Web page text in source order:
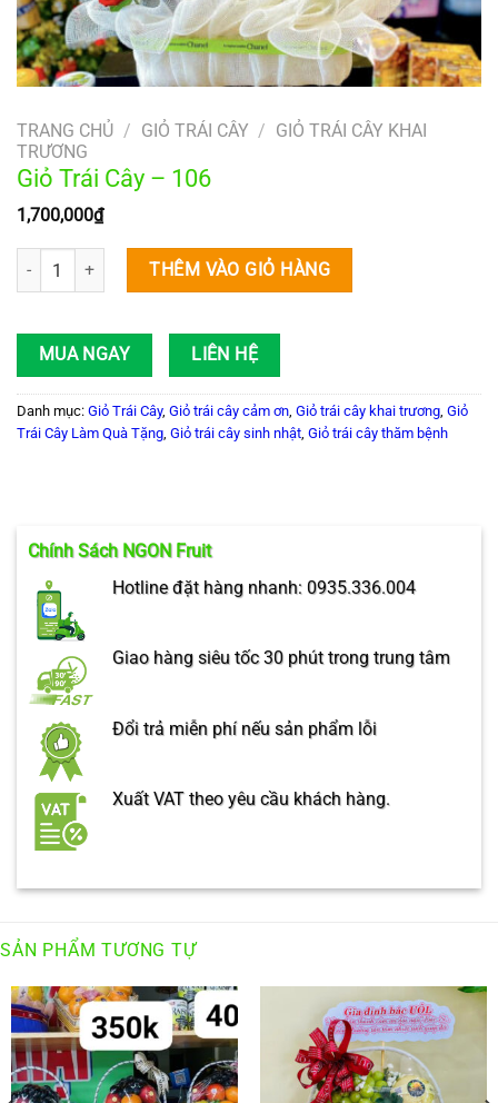
TRANG CHỦ / GIỎ TRÁI CÂY / GIỎ TRÁI CÂY KHAI
TRƯƠNG
Giỏ Trái Cây – 106
1,700,000₫
Giỏ Trái Cây – 106 số lượngTHÊM VÀO GIỎ HÀNG
MUA NGAY LIÊN HỆ
Danh mục: Giỏ Trái Cây, Giỏ trái cây cảm ơn, Giỏ trái cây khai trương, Giỏ
Trái Cây Làm Quà Tặng, Giỏ trái cây sinh nhật, Giỏ trái cây thăm bệnh
Chính Sách NGON Fruit
Hotline đặt hàng nhanh: 0935.336.004
Giao hàng siêu tốc 30 phút trong trung tâm
Đổi trả miễn phí nếu sản phẩm lỗi
Xuất VAT theo yêu cầu khách hàng.
SẢN PHẨM TƯƠNG TỰ